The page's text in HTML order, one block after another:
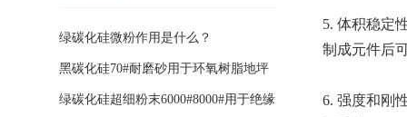
绿碳化硅微粉作用是什么？
黑碳化硅70#耐磨砂用于环氧树脂地坪
骨料的特点有哪些？
绿碳化硅超细粉末6000#8000#用于绝缘
5. 体积稳定
制成元件后
6. 强度和刚